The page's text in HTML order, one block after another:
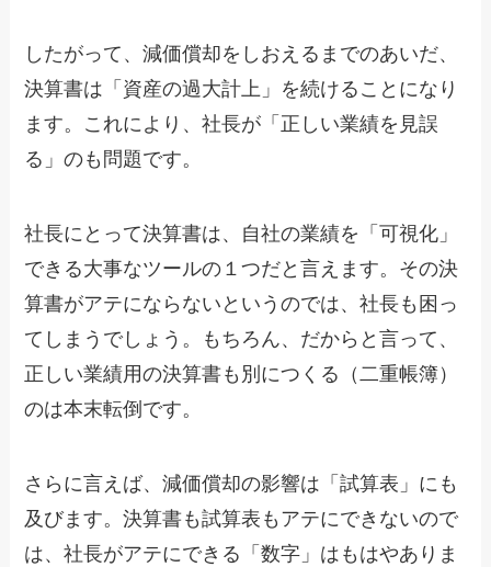
したがって、減価償却をしおえるまでのあいだ、
決算書は「資産の過大計上」を続けることになり
ます。これにより、社長が「正しい業績を見誤
る」のも問題です。
社長にとって決算書は、自社の業績を「可視化」
できる大事なツールの１つだと言えます。その決
算書がアテにならないというのでは、社長も困っ
てしまうでしょう。もちろん、だからと言って、
正しい業績用の決算書も別につくる（二重帳簿）
のは本末転倒です。
さらに言えば、減価償却の影響は「試算表」にも
及びます。決算書も試算表もアテにできないので
は、社長がアテにできる「数字」はもはやありま